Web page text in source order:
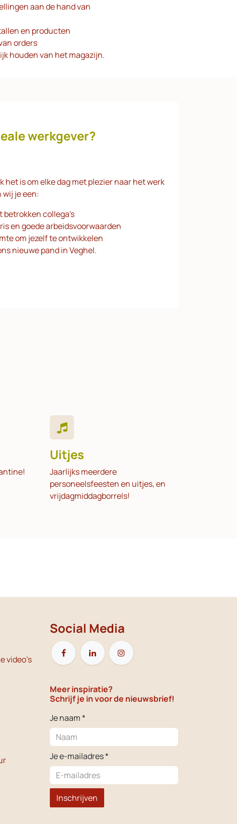
aan de hand van
en producten
orders
houden van het magazijn.
werkgever?
het is om elke dag met plezier naar het werk
wij je een:
betrokken collega's
en goede arbeidsvoorwaarden
om jezelf te ontwikkelen
nieuwe pand in Veghel.
Uitjes
Jaarlijks meerdere
personeelsfeesten en uitjes, en
vrijdagmiddagborrels!
video's
Social Media
Meer inspiratie?
Schrijf je in voor de nieuwsbrief!
Je naam *
Je e-mailadres *
Inschrijven